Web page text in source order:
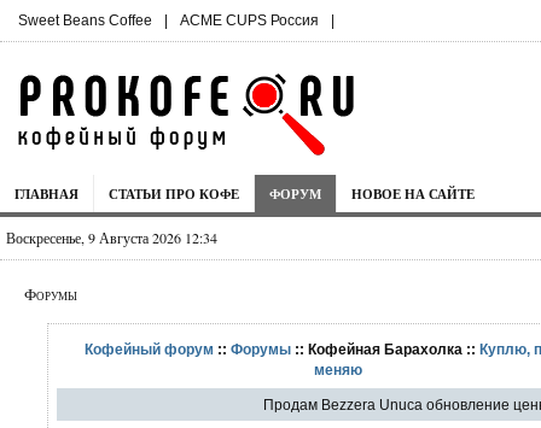
Sweet Beans Coffee | ACME CUPS Россия |
ГЛАВНАЯ СТАТЬИ ПРО КОФЕ ФОРУМ НОВОЕ НА САЙТЕ
Воскресенье, 9 Августа 2026 12:34
Форумы
Кофейный форум :: Форумы :: Кофейная Барахолка :: Куплю,
меняю
Продам Bezzera Unuca обновление